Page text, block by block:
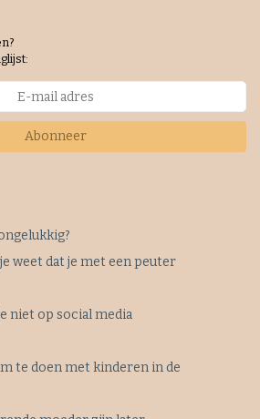
Abonneer
weet dat je met een peuter
niet op social media
te doen met kinderen in de